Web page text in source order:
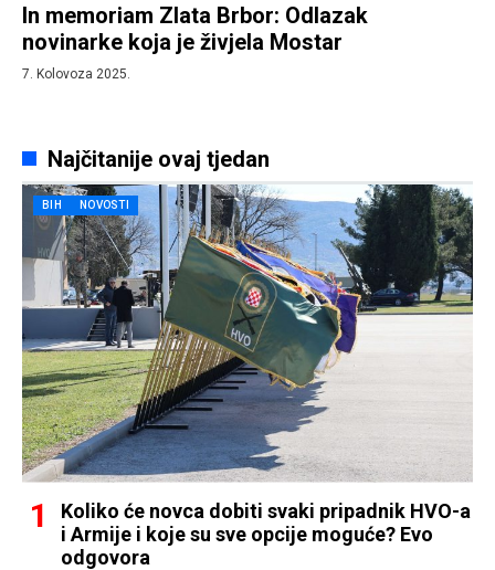
In memoriam Zlata Brbor: Odlazak
novinarke koja je živjela Mostar
7. Kolovoza 2025.
Najčitanije ovaj tjedan
BIH NOVOSTI
Koliko će novca dobiti svaki pripadnik HVO-a
i Armije i koje su sve opcije moguće? Evo
odgovora